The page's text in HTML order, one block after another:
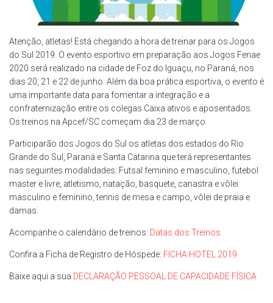
Atenção, atletas! Está chegando a hora de treinar para os Jogos
do Sul 2019. O evento esportivo em preparação aos Jogos Fenae
2020 será realizado na cidade de Foz do Iguaçu, no Paraná, nos
dias 20, 21 e 22 de junho. Além da boa prática esportiva, o evento é
uma importante data para fomentar a integração e a
confraternização entre os colegas Caixa ativos e aposentados.
Os treinos na Apcef/SC começam dia 23 de março.
Participarão dos Jogos do Sul os atletas dos estados do Rio
Grande do Sul, Paraná e Santa Catarina que terá representantes
nas seguintes modalidades: Futsal feminino e masculino, futebol
master e livre, atletismo, natação, basquete, canastra e vôlei
masculino e feminino, tennis de mesa e campo, vôlei de praia e
damas.
Acompanhe o calendário de treinos: Datas dos Treinos
Confira a Ficha de Registro de Hóspede: FICHA HOTEL 2019
Baixe aqui a sua DECLARAÇÃO PESSOAL DE CAPACIDADE FÍSICA